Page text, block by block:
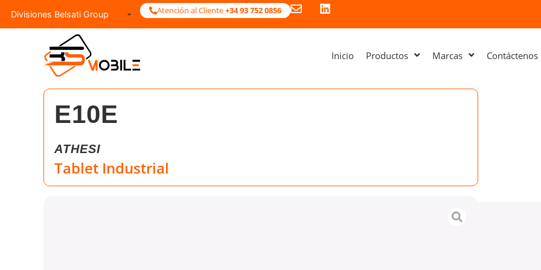
Atención al Cliente+34 93 752 0856
Inicio Productos Marcas Contáctenos
E10E
ATHESI
Tablet Industrial